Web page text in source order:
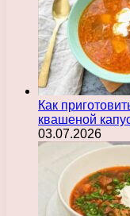
Как
квашеной
03.07.2026